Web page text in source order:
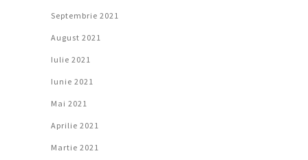
Septembrie 2021
August 2021
Iulie 2021
Iunie 2021
Mai 2021
Aprilie 2021
Martie 2021